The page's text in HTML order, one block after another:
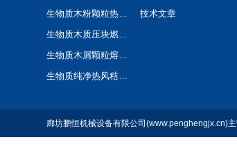
生物质木粉颗粒热风炉
生物质木质压块燃烧机
生物质木屑颗粒熔铝炉
生物质纯净热风秸秆颗粒热风炉
技术文章
廊坊鹏恒机械设备有限公司(www.penghengjx.cn)